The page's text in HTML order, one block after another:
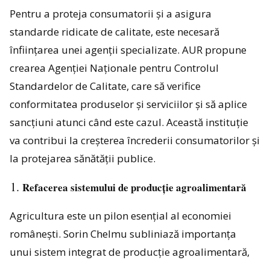
Pentru a proteja consumatorii și a asigura
standarde ridicate de calitate, este necesară
înființarea unei agenții specializate. AUR propune
crearea Agenției Naționale pentru Controlul
Standardelor de Calitate, care să verifice
conformitatea produselor și serviciilor și să aplice
sancțiuni atunci când este cazul. Această instituție
va contribui la creșterea încrederii consumatorilor și
la protejarea sănătății publice.
Refacerea sistemului de producție agroalimentară
Agricultura este un pilon esențial al economiei
românești. Sorin Chelmu subliniază importanța
unui sistem integrat de producție agroalimentară,